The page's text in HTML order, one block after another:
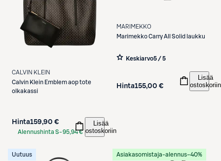
CALVIN KLEIN
Calvin Klein Emblem aop tote
olkakassi
Hinta159,90 €
Alennushinta S-95,94 €
Lisää
ostoskoriin
MARIMEKKO
MarimekkoCarry All Solid laukku
Keskiarvo5 / 5
Hinta155,00 €
Lisää
ostoskoriin
Uutuus Asiakasomistaja-alennus−40%